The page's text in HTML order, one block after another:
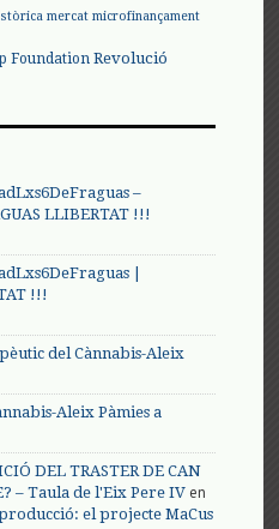
mercat microfinançament
Foundation Revolució
–
LLIBERTAT !!!
|
!!!
del Cànnabis-Aleix
Aleix Pàmies a
DEL TRASTER DE CAN
– Taula de l'Eix Pere IV en
el projecte MaCus